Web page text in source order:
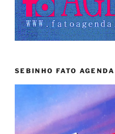
SEBINHO FATO AGENDA